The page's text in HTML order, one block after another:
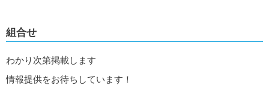
組合せ
わかり次第掲載します
情報提供をお待ちしています！